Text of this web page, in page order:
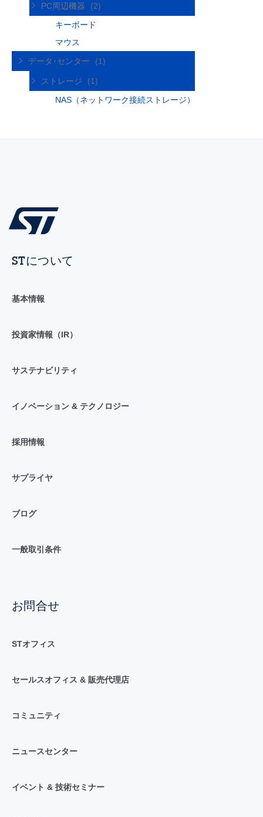
PC周辺機器
(2)
キーボード
マウス
データ･センター
(1)
ストレージ
(1)
NAS（ネットワーク接続ストレージ）
STについて
基本情報
投資家情報（IR）
サステナビリティ
イノベーション & テクノロジー
採用情報
サプライヤ
ブログ
一般取引条件
お問合せ
STオフィス
セールスオフィス & 販売代理店
コミュニティ
ニュースセンター
イベント & 技術セミナー